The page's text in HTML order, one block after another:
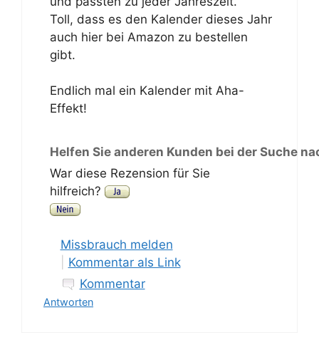
Toll, dass es den Kalender dieses Jahr
auch hier bei Amazon zu bestellen
gibt.
Endlich mal ein Kalender mit Aha-
Effekt!
Helfen Sie anderen Kunden bei der Suche
War diese Rezension für Sie
hilfreich?
Missbrauch melden
Kommentar als Link
Kommentar
Antworten